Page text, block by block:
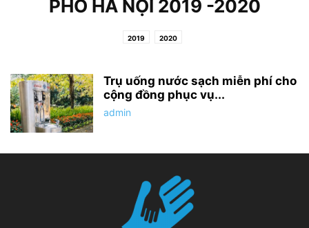
PHỐ HÀ NỘI 2019 -2020
2019 2020
Trụ uống nước sạch miễn phí cho
cộng đồng phục vụ...
admin